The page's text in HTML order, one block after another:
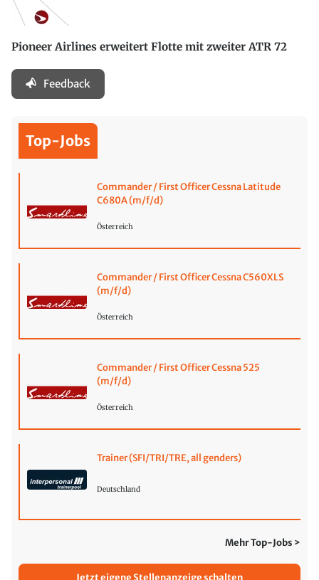
Pioneer Airlines erweitert Flotte mit zweiter ATR 72
Feedback
Top-Jobs
Commander / First Officer Cessna Latitude
C680A (m/f/d)
Österreich
Commander / First Officer Cessna C560XLS
(m/f/d)
Österreich
Commander / First Officer Cessna 525
(m/f/d)
Österreich
Trainer (SFI/TRI/TRE, all genders)
Deutschland
Mehr Top-Jobs >
Jetzt eigene Stellenanzeige schalten